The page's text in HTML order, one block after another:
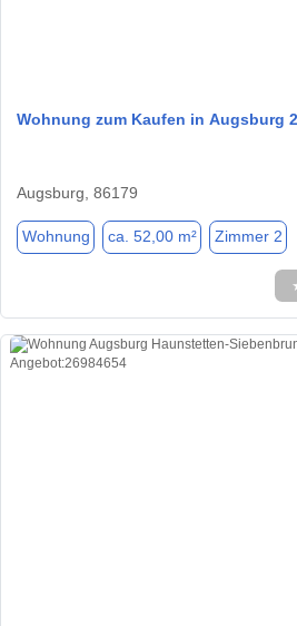
Wohnung zum Kaufen in Augsburg
Augsburg, 86179
Wohnung ca. 52,00 m² Zimmer 2